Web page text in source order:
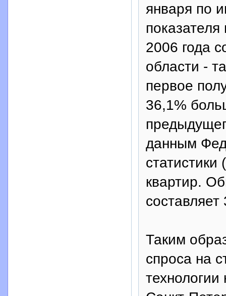
января по
2006 года
области -
первое
36,1%
данным
квартир.
Таким
спроса на